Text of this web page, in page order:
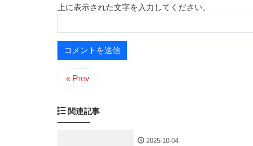
上に表示された文字を入力してください。
« Prev
関連記事
2025-10-04